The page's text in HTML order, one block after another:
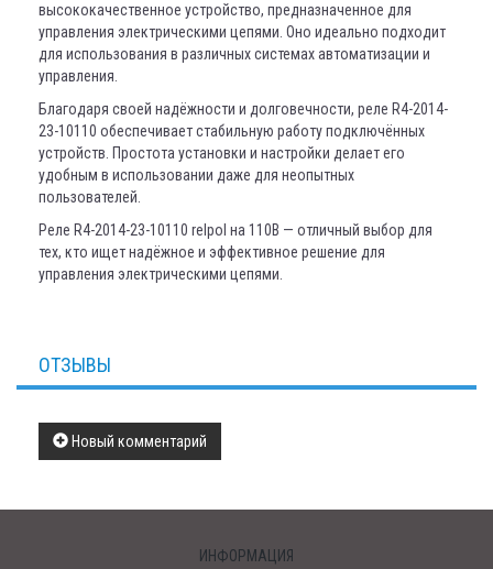
высококачественное устройство, предназначенное для
управления электрическими цепями. Оно идеально подходит
для использования в различных системах автоматизации и
управления.
Благодаря своей надёжности и долговечности, реле R4-2014-
23-10110 обеспечивает стабильную работу подключённых
устройств. Простота установки и настройки делает его
удобным в использовании даже для неопытных
пользователей.
Реле R4-2014-23-10110 relpol на 110В — отличный выбор для
тех, кто ищет надёжное и эффективное решение для
управления электрическими цепями.
ОТЗЫВЫ
Новый комментарий
ИНФОРМАЦИЯ